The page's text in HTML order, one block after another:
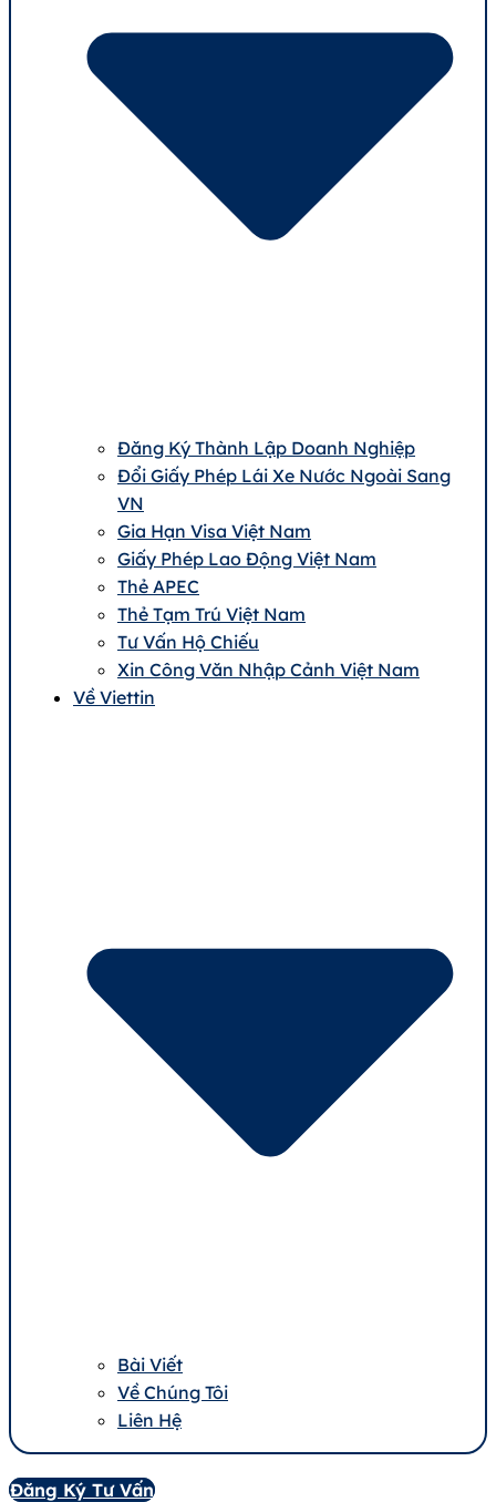
Đăng Ký Thành Lập Doanh Nghiệp
Đổi Giấy Phép Lái Xe Nước Ngoài Sang
VN
Gia Hạn Visa Việt Nam
Giấy Phép Lao Động Việt Nam
Thẻ APEC
Thẻ Tạm Trú Việt Nam
Tư Vấn Hộ Chiếu
Xin Công Văn Nhập Cảnh Việt Nam
Về Viettin
Bài Viết
Về Chúng Tôi
Liên Hệ
Đăng Ký Tư Vấn